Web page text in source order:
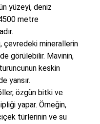
yüzeyi, deniz
metre
çevredeki minerallerin
görülebilir. Mavinin,
keskin
yansır.
özgün bitki ve
yapar. Örneğin,
türlerinin ve su